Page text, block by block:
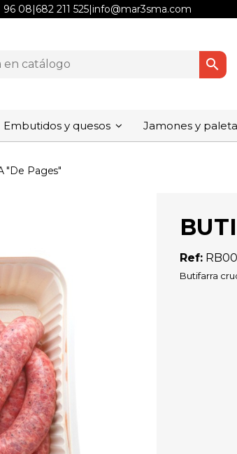
96 08|682 211 525|info@mar3sma.com
search
Embutidos y quesos Jamones y
"De Pages"
Ref:
Butifarra